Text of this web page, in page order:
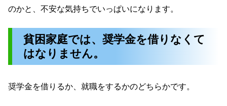
のかと、不安な気持ちでいっぱいになります。
貧困家庭では、奨学金を借りなくて
はなりません。
奨学金を借りるか、就職をするかのどちらかです。